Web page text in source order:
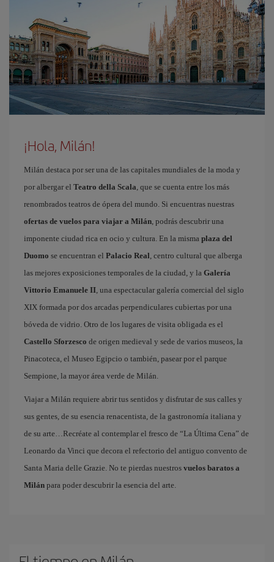
¡Hola, Milán!
Milán destaca por ser una de las capitales mundiales de la moda y
por albergar el Teatro della Scala, que se cuenta entre los más
renombrados teatros de ópera del mundo. Si encuentras nuestras
ofertas de vuelos para viajar a Milán, podrás descubrir una
imponente ciudad rica en ocio y cultura. En la misma plaza del
Duomo se encuentran el Palacio Real, centro cultural que alberga
las mejores exposiciones temporales de la ciudad, y la Galería
Vittorio Emanuele II, una espectacular galería comercial del siglo
XIX formada por dos arcadas perpendiculares cubiertas por una
bóveda de vidrio. Otro de los lugares de visita obligada es el
Castello Sforzesco de origen medieval y sede de varios museos, la
Pinacoteca, el Museo Egipcio o también, pasear por el parque
Sempione, la mayor área verde de Milán.
Viajar a Milán requiere abrir tus sentidos y disfrutar de sus calles y
sus gentes, de su esencia renacentista, de la gastronomía italiana y
de su arte…Recréate al contemplar el fresco de “La Última Cena” de
Leonardo da Vinci que decora el refectorio del antiguo convento de
Santa Maria delle Grazie. No te pierdas nuestros vuelos baratos a
Milán para poder descubrir la esencia del arte.